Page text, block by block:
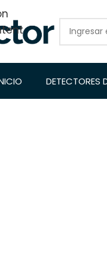
DETECTORES